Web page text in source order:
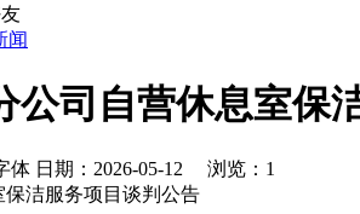
闻
公司自营休息室保
日期：2026-05-12 浏览： 1
洁服务项目谈判公告